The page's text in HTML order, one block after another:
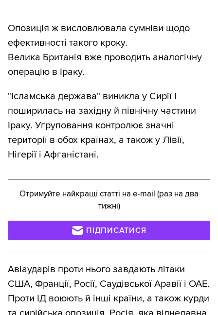
Опозиція ж висловлювала сумніви щодо
ефективності такого кроку.
Велика Британія вже проводить аналогічну
операцію в Іраку.
"Ісламська держава" виникла у Сирії і
поширилась на західну й північну частини
Іраку. Угруповання контролює значні
території в обох країнах, а також у Лівії,
Нігерії і Афганістані.
Отримуйте найкращі статті на e-mail (раз на два
тижні)
ПІДПИСАТИСЯ
Авіаударів проти нього завдають літаки
США, Франції, Росії, Саудівської Аравії і ОАЕ.
Проти ІД воюють й інші країни, а також курди